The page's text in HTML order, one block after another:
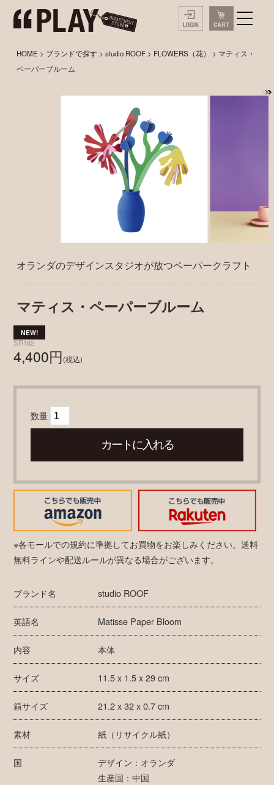
HOME > ブランドで探す >studio ROOF > FLOWERS（花）
> マティス・
ペーパーブルーム
オランダのデザインスタジオが放つペーパークラフト
マティス・ペーパーブルーム
SR182
4,400円(税込)
数量
※各モールでの規約に準拠してお買物をお楽しみください。送料
無料ラインや配送ルールが異なる場合がございます。
ブランド名 studio ROOF
英語名 Matisse Paper Bloom
内容 本体
サイズ 11.5 x 1.5 x 29 cm
箱サイズ 21.2 x 32 x 0.7 cm
素材 紙（リサイクル紙）
国
デザイン：オランダ
生産国：中国